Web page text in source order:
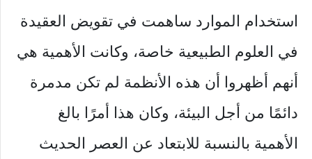
استخدام الموارد ساهمت في تقويض العقيدة
في العلوم الطبيعية خاصة، وكانت الأهمية هي
أنهم أظهروا أن هذه الأنظمة لم تكن مدمرة
دائمًا من أجل البيئة، وكان هذا أمرًا بالغ
الأهمية بالنسبة للابتعاد عن العصر الحديث